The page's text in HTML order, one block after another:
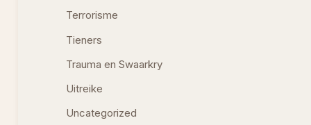
Terrorisme
Tieners
Trauma en Swaarkry
Uitreike
Uncategorized